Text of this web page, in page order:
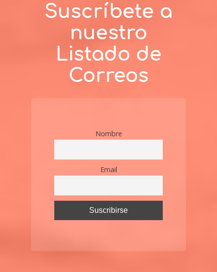
Suscríbete a
nuestro
Listado de
Correos
Nombre
Email